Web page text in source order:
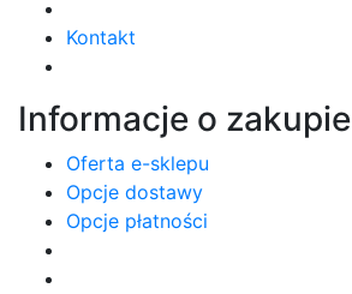
Kontakt
Informacje o zakupie
Oferta e-sklepu
Opcje dostawy
Opcje płatności